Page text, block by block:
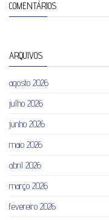
COMENTÁRIOS
ARQUIVOS
agosto 2026
julho 2026
junho 2026
maio 2026
abril 2026
março 2026
fevereiro 2026